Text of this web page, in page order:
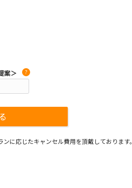
案＞ ?
に応じたキャンセル費用を頂戴しております。